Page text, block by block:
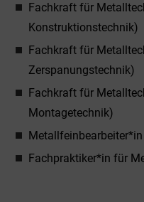
Fachkraft für
Konstruktionstechnik)
Fachkraft für
Zerspanungstechnik)
Fachkraft für
Montagetechnik)
Metallfeinbearbeiter*in
Fachpraktiker*in für